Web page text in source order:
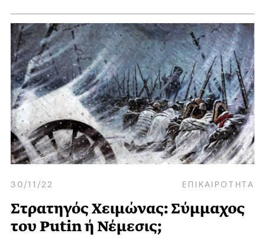
30/11/22 ΕΠΙΚΑΙΡΟΤΗΤΑ
Στρατηγός Χειμώνας: Σύμμαχος
του Putin ή Νέμεσις;